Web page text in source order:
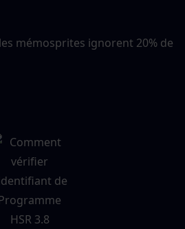
mémosprites ignorent 20% de